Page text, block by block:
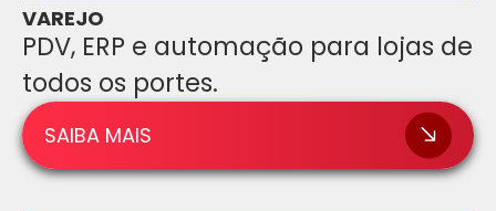
VAREJO
PDV, ERP e automação para lojas de
todos os portes.
SAIBA MAIS